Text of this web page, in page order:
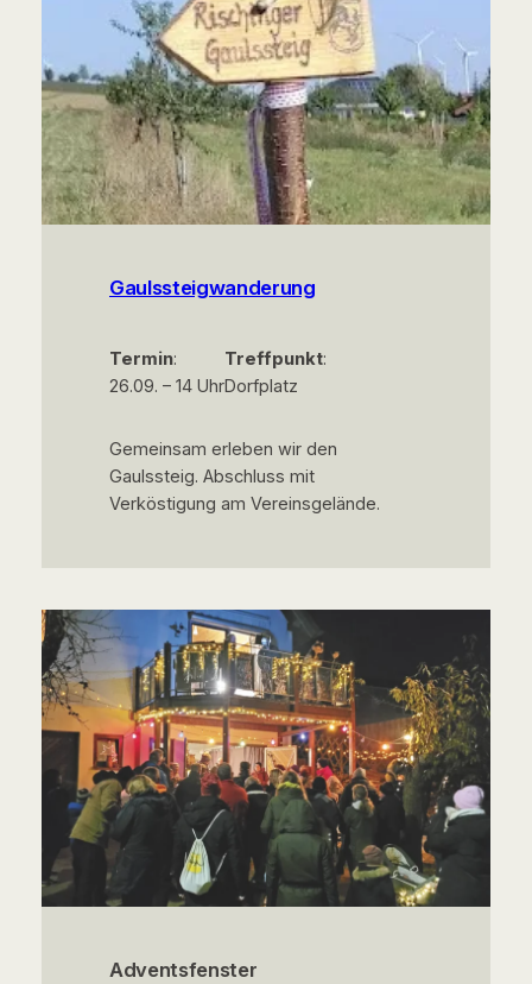
Gaulssteigwanderung
Termin:
26.09. – 14 Uhr
Treffpunkt:
Dorfplatz
Gemeinsam erleben wir den
Gaulssteig. Abschluss mit
Verköstigung am Vereinsgelände.
Adventsfenster